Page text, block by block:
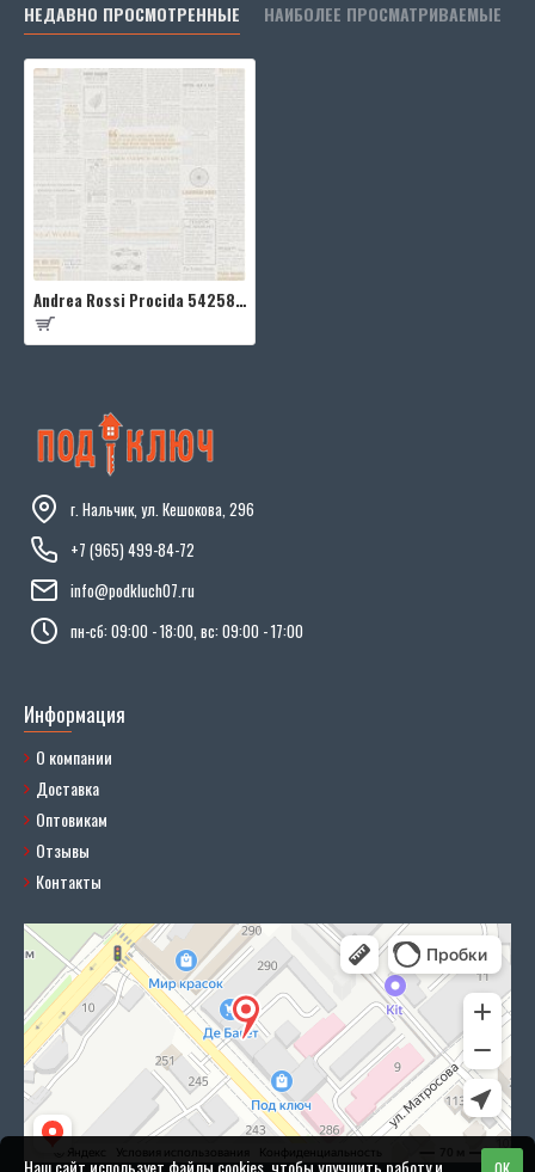
НЕДАВНО ПРОСМОТРЕННЫЕ НАИБОЛЕЕ ПРОСМАТРИВАЕМЫЕ
Andrea Rossi Procida 54258-1
г. Нальчик, ул. Кешокова, 296
+7 (965) 499-84-72
info@podkluch07.ru
пн-сб: 09:00 - 18:00, вс: 09:00 - 17:00
Информация
О компании
Доставка
Оптовикам
Отзывы
Контакты
Наш сайт использует файлы cookies, чтобы улучшить работу и